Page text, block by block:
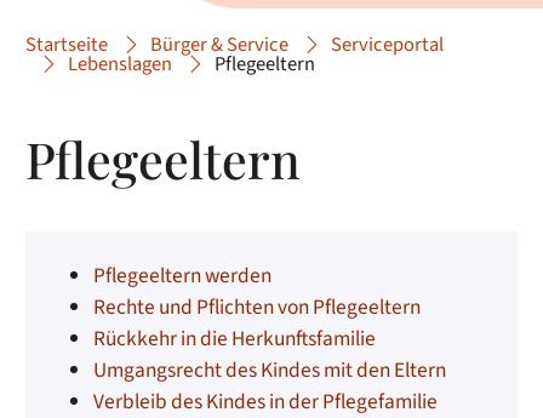
Startseite Bürger & Service Serviceportal
Lebenslagen Pflegeeltern
Pflegeeltern
Pflegeeltern werden
Rechte und Pflichten von Pflegeeltern
Rückkehr in die Herkunftsfamilie
Umgangsrecht des Kindes mit den Eltern
Verbleib des Kindes in der Pflegefamilie